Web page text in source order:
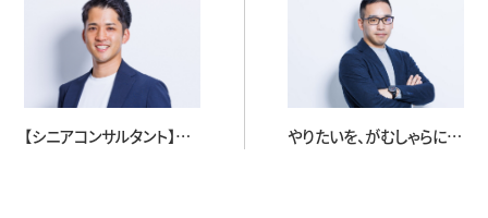
【シニアコンサルタント】石
やりたいを、がむしゃらに。